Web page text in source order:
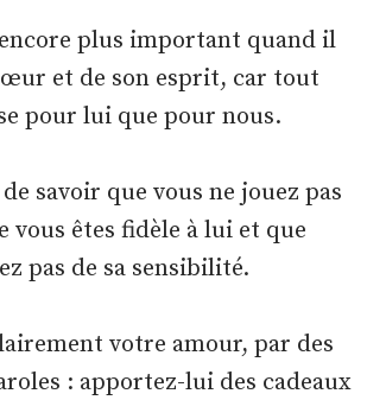
encore plus important quand il
et de son esprit, car tout
pour lui que pour nous.
savoir que vous ne jouez pas
vous êtes fidèle à lui et que
pas de sa sensibilité.
votre amour, par des
: apportez-lui des cadeaux